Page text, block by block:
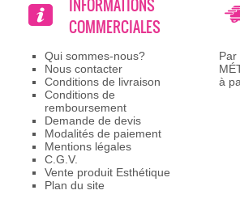
INFORMATIONS
COMMERCIALES
Qui sommes-nous?
Nous contacter
Conditions de livraison
Conditions de
remboursement
Demande de devis
Modalités de paiement
Mentions légales
C.G.V.
Vente produit Esthétique
Plan du site
Par
à